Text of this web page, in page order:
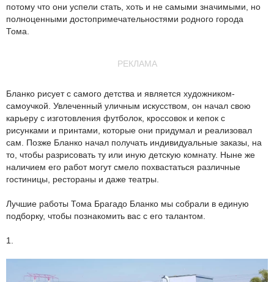
потому что они успели стать, хоть и не самыми значимыми, но
полноценными достопримечательностями родного города
Тома.
РЕКЛАМА
Бланко рисует с самого детства и является художником-
самоучкой. Увлеченный уличным искусством, он начал свою
карьеру с изготовления футболок, кроссовок и кепок с
рисунками и принтами, которые они придумал и реализовал
сам. Позже Бланко начал получать индивидуальные заказы, на
то, чтобы разрисовать ту или иную детскую комнату. Ныне же
наличием его работ могут смело похвастаться различные
гостиницы, рестораны и даже театры.
Лучшие работы Тома Брагадо Бланко мы собрали в единую
подборку, чтобы познакомить вас с его талантом.
1.